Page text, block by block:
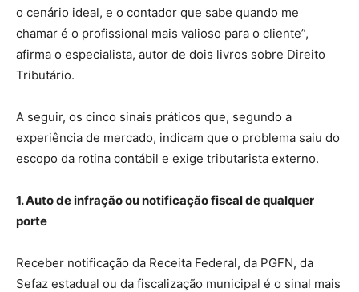
o cenário ideal, e o contador que sabe quando me
chamar é o profissional mais valioso para o cliente”,
afirma o especialista, autor de dois livros sobre Direito
Tributário.
A seguir, os cinco sinais práticos que, segundo a
experiência de mercado, indicam que o problema saiu do
escopo da rotina contábil e exige tributarista externo.
1. Auto de infração ou notificação fiscal de qualquer
porte
Receber notificação da Receita Federal, da PGFN, da
Sefaz estadual ou da fiscalização municipal é o sinal mais